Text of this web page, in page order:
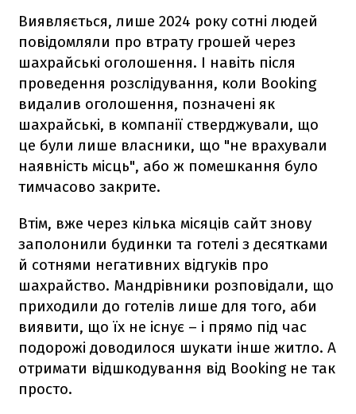
Виявляється, лише 2024 року сотні людей
повідомляли про втрату грошей через
шахрайські оголошення. І навіть після
проведення розслідування, коли Booking
видалив оголошення, позначені як
шахрайські, в компанії стверджували, що
це були лише власники, що "не врахували
наявність місць", або ж помешкання було
тимчасово закрите.
Втім, вже через кілька місяців сайт знову
заполонили будинки та готелі з десятками
й сотнями негативних відгуків про
шахрайство. Мандрівники розповідали, що
приходили до готелів лише для того, аби
виявити, що їх не існує – і прямо під час
подорожі доводилося шукати інше житло. А
отримати відшкодування від Booking не так
просто.